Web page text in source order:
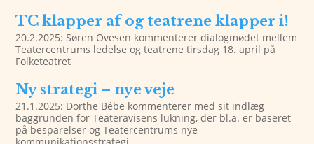
TC klapper af og teatrene klapper i!
20.2.2025: Søren Ovesen kommenterer dialogmødet mellem
Teatercentrums ledelse og teatrene tirsdag 18. april på
Folketeatret
Ny strategi – nye veje
21.1.2025: Dorthe Bébe kommenterer med sit indlæg
baggrunden for Teateravisens lukning, der bl.a. er baseret
på besparelser og Teatercentrums nye